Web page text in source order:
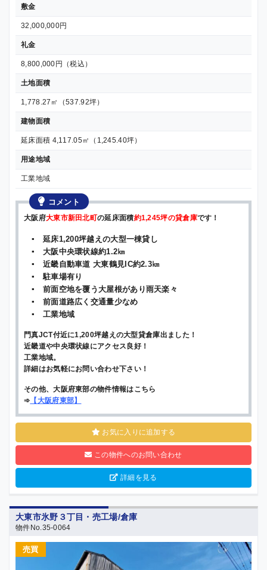
敷金
32,000,000円
礼金
8,800,000円（税込）
土地面積
1,778.27㎡（537.92坪）
建物面積
延床面積 4,117.05㎡（1,245.40坪）
用途地域
工業地域
コメント
大阪府大東市新田北町の延床面積約1,245坪の貸倉庫です！
▪ 延床1,200坪越えの大型一棟貸し
▪ 大阪中央環状線約1.2㎞
▪ 近畿自動車道 大東鶴見IC約2.3㎞
▪ 駐車場有り
▪ 前面空地を覆う大屋根があり雨天楽々
▪ 前面道路広く交通量少なめ
▪ 工業地域
門真JCT付近に1,200坪越えの大型貸倉庫出ました！
近畿道や中央環状線にアクセス良好！
工業地域。
詳細はお気軽にお問い合わせ下さい！
その他、大阪府東部の物件情報はこちら
➾ 【大阪府東部】
お気に入りに追加する
この物件へのお問い合わせ
詳細を見る
大東市氷野３丁目・売工場/倉庫
物件No.35-0064
売買